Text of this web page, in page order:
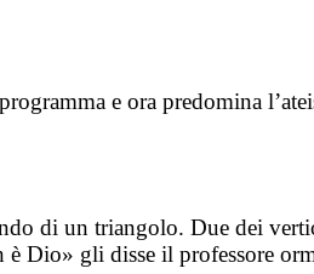
e ora predomina
di un triangolo. Due dei
Dio» gli disse il professore